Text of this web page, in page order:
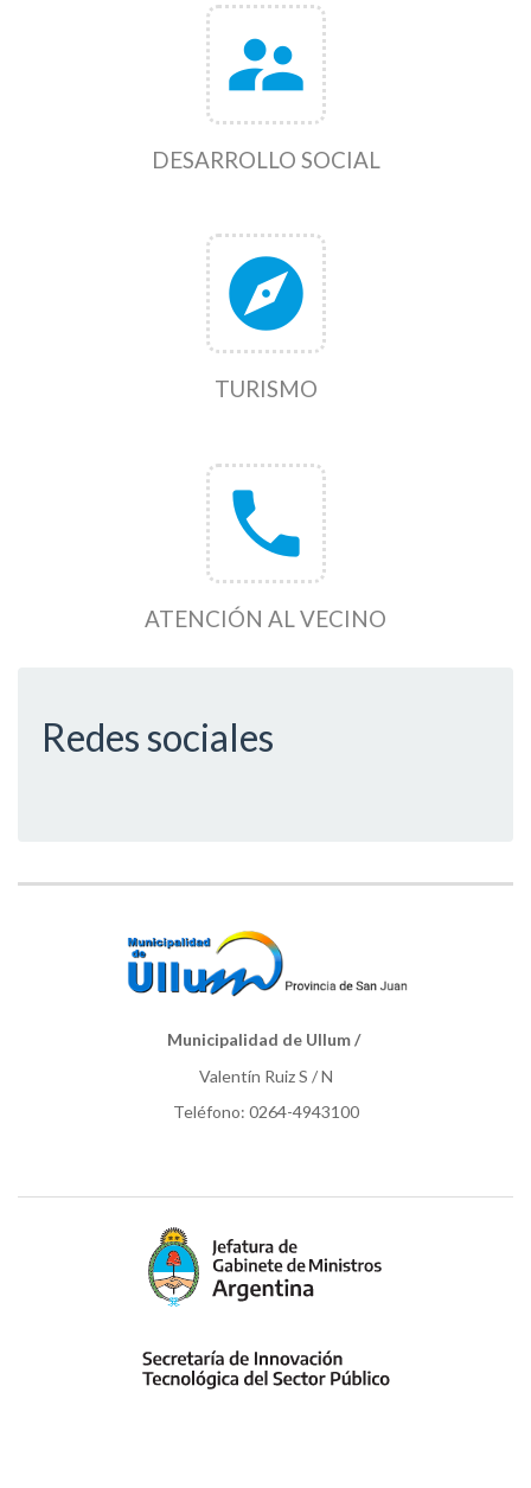
supervisor_account
DESARROLLO SOCIAL
explore
TURISMO
phone
ATENCIÓN AL VECINO
Redes sociales
Municipalidad de Ullum /
Valentín Ruiz S / N
Teléfono: 0264-4943100